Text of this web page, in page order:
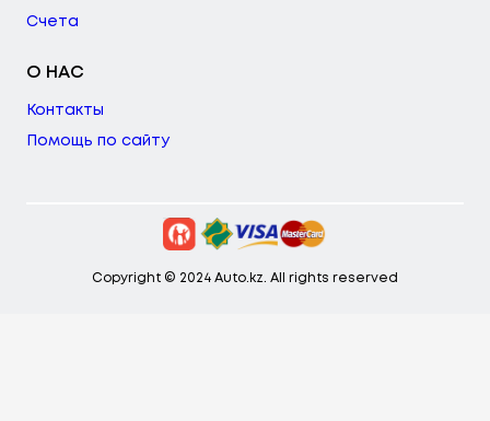
Счета
О НАС
Контакты
Помощь по сайту
Copyright © 2024 Auto.kz. All rights reserved